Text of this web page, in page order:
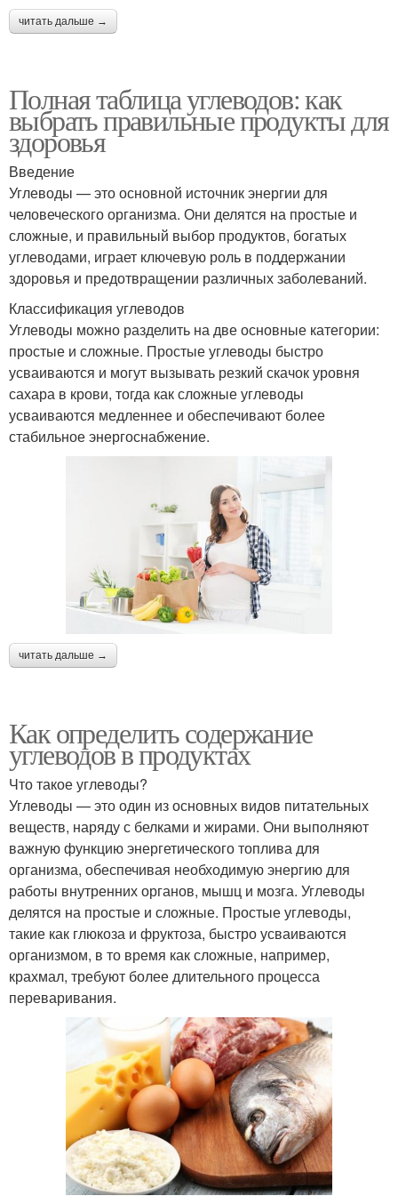
читать дальше →
Полная таблица углеводов: как
выбрать правильные продукты для
здоровья
Введение
Углеводы — это основной источник энергии для
человеческого организма. Они делятся на простые и
сложные, и правильный выбор продуктов, богатых
углеводами, играет ключевую роль в поддержании
здоровья и предотвращении различных заболеваний.
Классификация углеводов
Углеводы можно разделить на две основные категории:
простые и сложные. Простые углеводы быстро
усваиваются и могут вызывать резкий скачок уровня
сахара в крови, тогда как сложные углеводы
усваиваются медленнее и обеспечивают более
стабильное энергоснабжение.
читать дальше →
Как определить содержание
углеводов в продуктах
Что такое углеводы?
Углеводы — это один из основных видов питательных
веществ, наряду с белками и жирами. Они выполняют
важную функцию энергетического топлива для
организма, обеспечивая необходимую энергию для
работы внутренних органов, мышц и мозга. Углеводы
делятся на простые и сложные. Простые углеводы,
такие как глюкоза и фруктоза, быстро усваиваются
организмом, в то время как сложные, например,
крахмал, требуют более длительного процесса
переваривания.